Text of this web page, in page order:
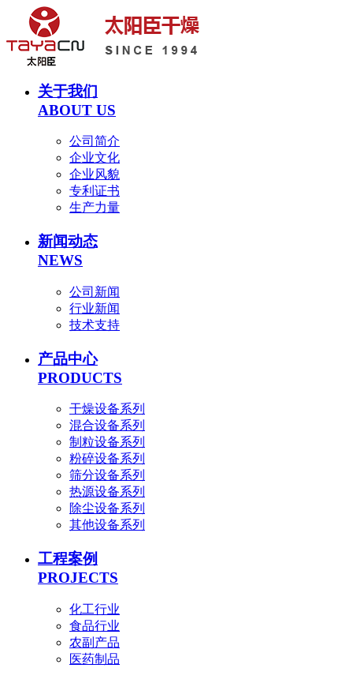
关于我们
ABOUT US
公司简介
企业文化
企业风貌
专利证书
生产力量
新闻动态
NEWS
公司新闻
行业新闻
技术支持
产品中心
PRODUCTS
干燥设备系列
混合设备系列
制粒设备系列
粉碎设备系列
筛分设备系列
热源设备系列
除尘设备系列
其他设备系列
工程案例
PROJECTS
化工行业
食品行业
农副产品
医药制品